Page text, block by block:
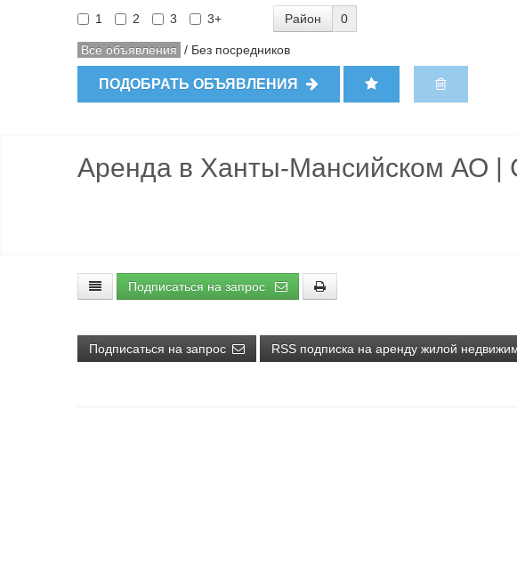
1
2 3 3+ Район 0
Все объявления / Без посредников
ПОДОБРАТЬ ОБЪЯВЛЕНИЯ
Аренда в Ханты-Мансийском АО |
Подписаться на запрос
Подписаться на запрос RSS подписка на аренду жилой